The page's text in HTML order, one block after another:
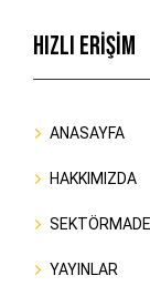
HIZLI ERİŞİM
ANASAYFA
HAKKIMIZDA
YAYINLAR